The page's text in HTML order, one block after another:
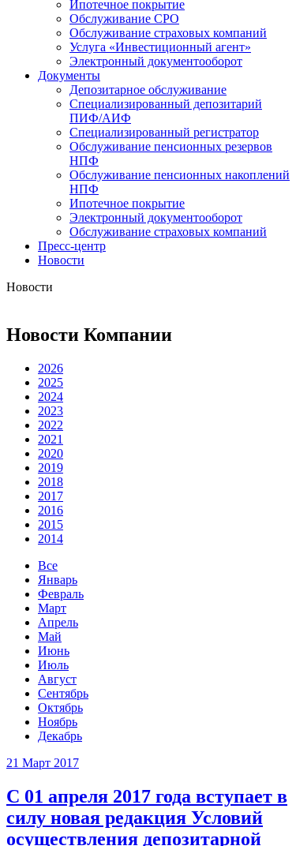
Ипотечное покрытие
Обслуживание СРО
Обслуживание страховых компаний
Услуга «Инвестиционный агент»
Электронный документооборот
Документы
Депозитарное обслуживание
Специализированный депозитарий
ПИФ/АИФ
Специализированный регистратор
Обслуживание пенсионных резервов
НПФ
Обслуживание пенсионных накоплений
НПФ
Ипотечное покрытие
Электронный документооборот
Обслуживание страховых компаний
Пресс-центр
Новости
Новости
Новости Компании
2026
2025
2024
2023
2022
2021
2020
2019
2018
2017
2016
2015
2014
Все
Январь
Февраль
Март
Апрель
Май
Июнь
Июль
Август
Сентябрь
Октябрь
Ноябрь
Декабрь
21 Март 2017
С 01 апреля 2017 года вступает в
силу новая редакция Условий
осуществления депозитарной